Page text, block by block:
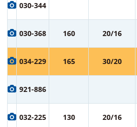
030-344
030-368 160 20/16
034-229 165 30/20
921-886
032-225 130 20/16